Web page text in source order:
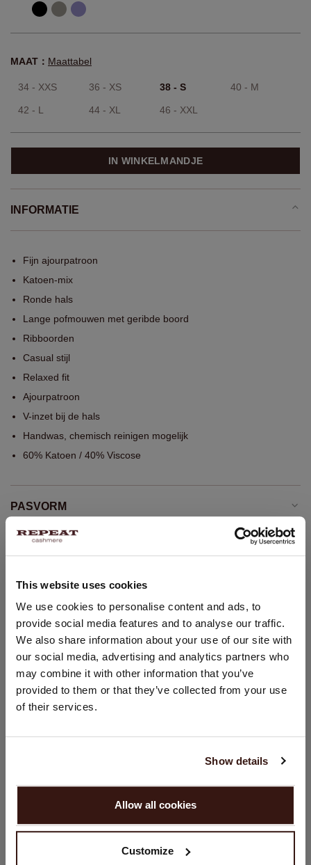
This website uses cookies
We use cookies to personalise content and ads, to
provide social media features and to analyse our traffic.
We also share information about your use of our site with
our social media, advertising and analytics partners who
may combine it with other information that you’ve
provided to them or that they’ve collected from your use
of their services.
Show details
Allow all cookies
Customize
MAAT： Maattabel
34 - XXS 36 - XS 38 - S 40 - M
42 - L 44 - XL 46 - XXL
IN WINKELMANDJE
INFORMATIE
Fijn ajourpatroon
Katoen-mix
Ronde hals
Lange pofmouwen met geribde boord
Ribboorden
Casual stijl
Relaxed fit
Ajourpatroon
V-inzet bij de hals
Handwas, chemisch reinigen mogelijk
60% Katoen / 40% Viscose
PASVORM
VERZENDEN & RETOURNEREN
DIT VINDT U MISSCHIEN OOK LEUK
LAND WIJZIGEN
U bezoekt Repeat cashmere vanuit Nederland (€). Wilt u uw
land wijzigen?
Verenigde Staten ($)
GA VERDER